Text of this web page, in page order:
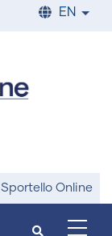
EN List
Sportello Online